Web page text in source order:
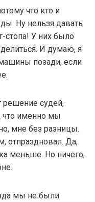
что кто и
Ну нельзя давать
стопа! У них было
И думаю, я
позади, если
решение судей,
что именно мы
мне без разницы.
отпраздновал. Да,
меньше. Но ничего,
мы не были